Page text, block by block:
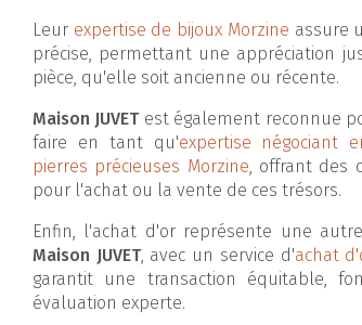
Leur expertise de bijoux Morzine assure
précise, permettant une appréciation
pièce, qu'elle soit ancienne ou récente.
Maison JUVETest également reconnue
faire en tant qu'expertise négociant
pierres précieuses Morzine , offrant des
pour l'achat ou la vente de ces trésors.
Enfin, l'achat d'or représente une
Maison JUVET, avec un service d'achat
garantit une transaction équitable,
évaluation experte.